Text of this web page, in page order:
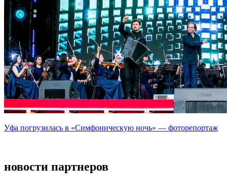
Уфа погрузилась в «Симфоническую ночь» — фоторепортаж
новости партнеров